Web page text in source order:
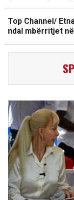
Top Channel/
ndal mbërritjet